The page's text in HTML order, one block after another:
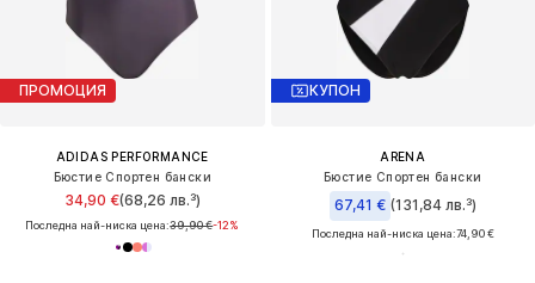
ПРОМОЦИЯ
ADIDAS PERFORMANCE
Бюстие Спортен бански
34,90 €(68,26 лв.³)
Последна най-ниска цена:39,90 €-12%
КУПОН
ARENA
Бюстие Спортен бански
67,41 € (131,84 лв.³)
Последна най-ниска цена:74,90 €